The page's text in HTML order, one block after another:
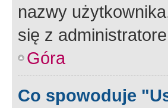
nazwy
się z
Góra
Co spowoduje